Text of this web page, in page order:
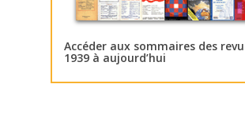
Accéder aux sommaires des
1939 à aujourd’hui